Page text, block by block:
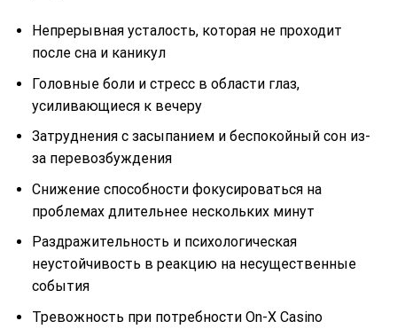
Непрерывная усталость, которая не проходит
после сна и каникул
Головные боли и стресс в области глаз,
усиливающиеся к вечеру
Затруднения с засыпанием и беспокойный сон из-
за перевозбуждения
Снижение способности фокусироваться на
проблемах длительнее нескольких минут
Раздражительность и психологическая
неустойчивость в реакцию на несущественные
события
Тревожность при потребности On-X Casino